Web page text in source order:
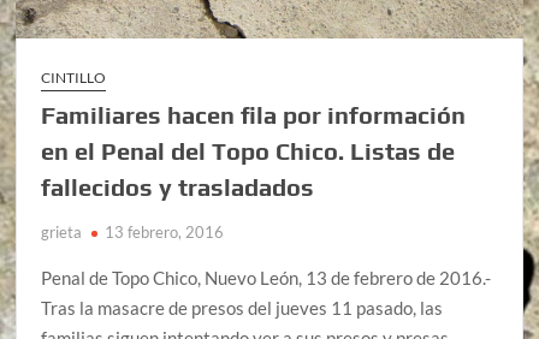
CINTILLO
Familiares hacen fila por información
en el Penal del Topo Chico. Listas de
fallecidos y trasladados
grieta 13 febrero, 2016
Penal de Topo Chico, Nuevo León, 13 de febrero de 2016.-
Tras la masacre de presos del jueves 11 pasado, las